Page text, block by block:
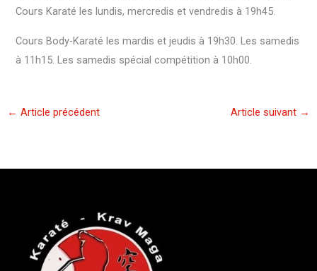
Cours Karaté les lundis, mercredis et vendredis à 19h45.
Cours Body-Karaté les mardis et jeudis à 19h30. Les samedis
à 11h15. Les samedis spécial compétition à 10h00.
← Article précédent Article suivant →